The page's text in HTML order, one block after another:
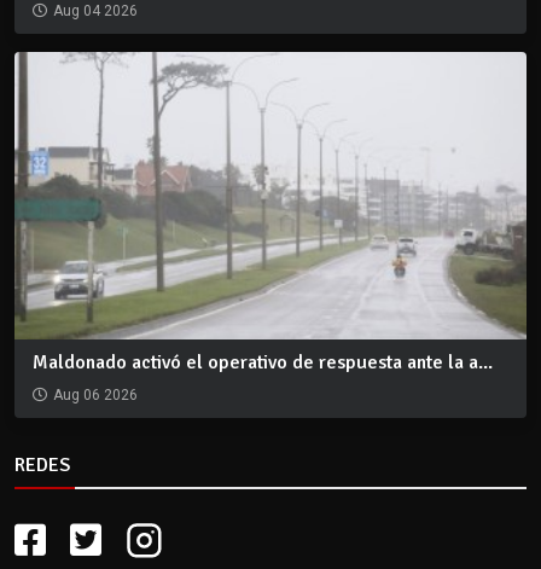
Aug 04 2026
Maldonado activó el operativo de respuesta ante la a...
Aug 06 2026
REDES